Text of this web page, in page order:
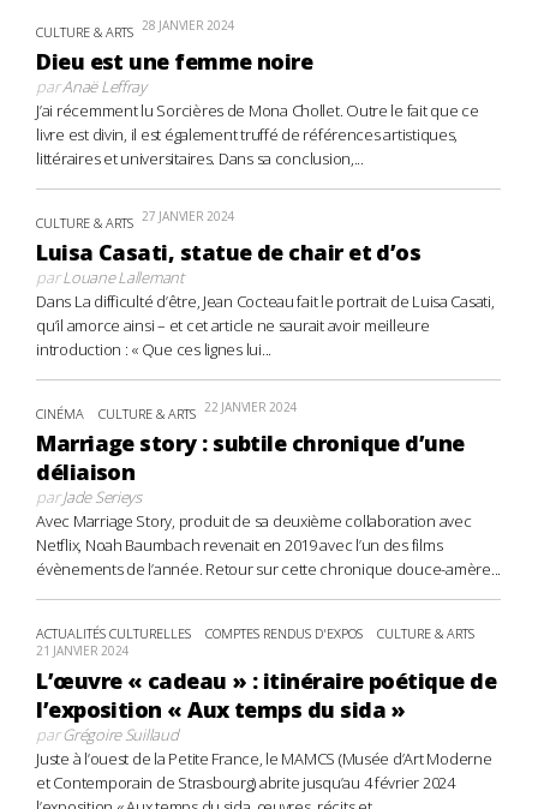
CULTURE & ARTS 28 JANVIER 2024
Dieu est une femme noire
parAnaë Leffray
J’ai récemment lu Sorcières de Mona Chollet. Outre le fait que ce
livre est divin, il est également truffé de références artistiques,
littéraires et universitaires. Dans sa conclusion,...
CULTURE & ARTS 27 JANVIER 2024
Luisa Casati, statue de chair et d’os
parLouane Lallemant
Dans La difficulté d’être, Jean Cocteau fait le portrait de Luisa Casati,
qu’il amorce ainsi – et cet article ne saurait avoir meilleure
introduction : « Que ces lignes lui...
CINÉMA CULTURE & ARTS 22 JANVIER 2024
Marriage story : subtile chronique d’une
déliaison
parJade Serieys
Avec Marriage Story, produit de sa deuxième collaboration avec
Netflix, Noah Baumbach revenait en 2019 avec l’un des films
évènements de l’année. Retour sur cette chronique douce-amère...
ACTUALITÉS CULTURELLES COMPTES RENDUS D'EXPOS CULTURE & ARTS
21 JANVIER 2024
L’œuvre « cadeau » : itinéraire poétique de
l’exposition « Aux temps du sida »
parGrégoire Suillaud
Juste à l’ouest de la Petite France, le MAMCS (Musée d’Art Moderne
et Contemporain de Strasbourg) abrite jusqu’au 4 février 2024